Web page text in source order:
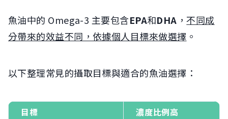
魚油中的 Omega-3 主要包含EPA和DHA ，不同成
分帶來的效益不同，依據個人目標來做選擇 。
以下整理常見的攝取目標與適合的魚油選擇：
目標 濃度比例高